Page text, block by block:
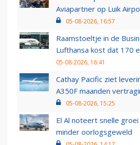
Aviapartner op Luik
05-08-2026, 16:57
Raamstoeltje in de
Lufthansa kost dat 170
05-08-2026, 16:41
Cathay Pacific ziet
A350F maanden
05-08-2026, 15:25
El Al noteert snelle
minder oorlogsgeweld